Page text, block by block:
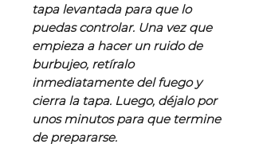
tapa levantada para que lo
puedas controlar. Una vez que
empieza a hacer un ruido de
burbujeo, retíralo
inmediatamente del fuego y
cierra la tapa. Luego, déjalo por
unos minutos para que termine
de prepararse.